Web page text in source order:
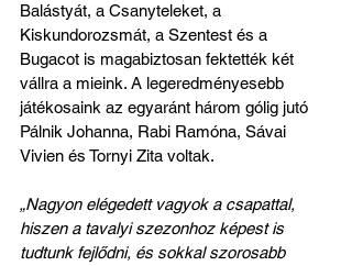
Balástyát, a Csanyteleket, a
Kiskundorozsmát, a Szentest és a
Bugacot is magabiztosan fektették két
vállra a mieink. A legeredményesebb
játékosaink az egyaránt három gólig jutó
Pálnik Johanna, Rabi Ramóna, Sávai
Vivien és Tornyi Zita voltak.
„Nagyon elégedett vagyok a csapattal,
hiszen a tavalyi szezonhoz képest is
tudtunk fejlődni, és sokkal szorosabb